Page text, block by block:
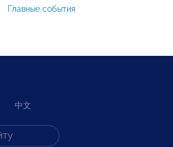
Главные события
中文